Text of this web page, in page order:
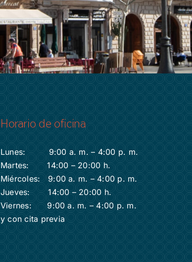
Horario de oficina
Lunes: 9:00 a. m. – 4:00 p. m.
Martes: 14:00 – 20:00 h.
Miércoles: 9:00 a. m. – 4:00 p. m.
Jueves: 14:00 – 20:00 h.
Viernes: 9:00 a. m. – 4:00 p. m.
y con cita previa